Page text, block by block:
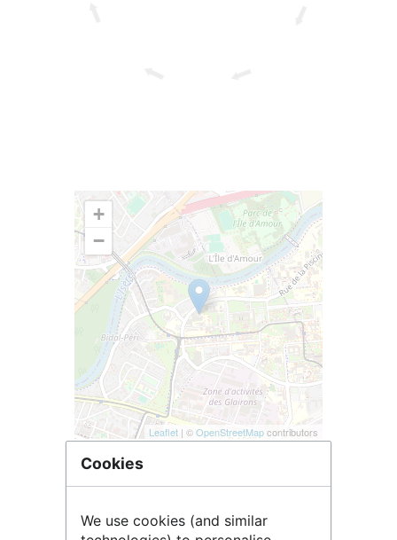
+
−
Leaflet | ©OpenStreetMapcontributors
Cookies
We use cookies (and similar